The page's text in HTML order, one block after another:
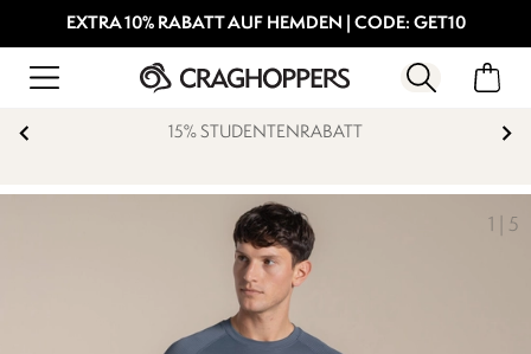
EXTRA 10% RABATT AUF HEMDEN | CODE: GET10
15% STUDENTENRABATT
1 5